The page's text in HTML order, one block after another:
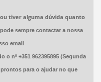
tiver alguma dúvida quanto
pode sempre contactar a nossa
email
nº +351 962395895 (Segunda
para o ajudar no que